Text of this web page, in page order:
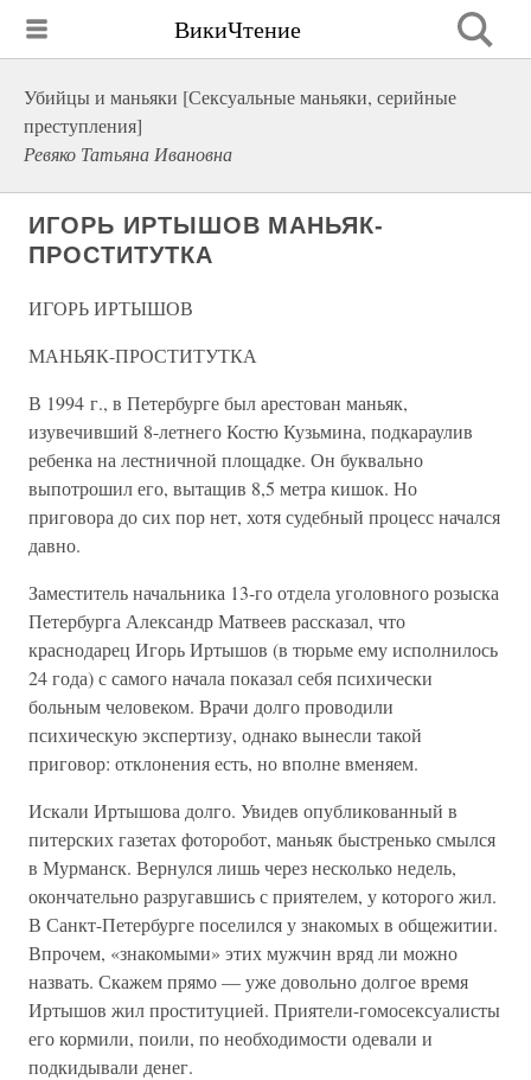
ВикиЧтение
Убийцы и маньяки [Сексуальные маньяки, серийные
преступления]
Ревяко Татьяна Ивановна
ИГОРЬ ИРТЫШОВ МАНЬЯК-
ПРОСТИТУТКА
ИГОРЬ ИРТЫШОВ
МАНЬЯК-ПРОСТИТУТКА
В 1994 г., в Петербурге был арестован маньяк,
изувечивший 8-летнего Костю Кузьмина, подкараулив
ребенка на лестничной площадке. Он буквально
выпотрошил его, вытащив 8,5 метра кишок. Но
приговора до сих пор нет, хотя судебный процесс начался
давно.
Заместитель начальника 13-го отдела уголовного розыска
Петербурга Александр Матвеев рассказал, что
краснодарец Игорь Иртышов (в тюрьме ему исполнилось
24 года) с самого начала показал себя психически
больным человеком. Врачи долго проводили
психическую экспертизу, однако вынесли такой
приговор: отклонения есть, но вполне вменяем.
Искали Иртышова долго. Увидев опубликованный в
питерских газетах фоторобот, маньяк быстренько смылся
в Мурманск. Вернулся лишь через несколько недель,
окончательно разругавшись с приятелем, у которого жил.
В Санкт-Петербурге поселился у знакомых в общежитии.
Впрочем, «знакомыми» этих мужчин вряд ли можно
назвать. Скажем прямо — уже довольно долгое время
Иртышов жил проституцией. Приятели-гомосексуалисты
его кормили, поили, по необходимости одевали и
подкидывали денег.